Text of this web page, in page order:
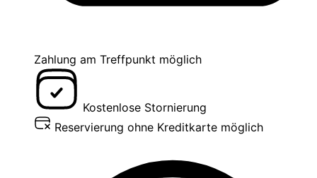
Zahlung am Treffpunkt möglich
Kostenlose Stornierung
Reservierung ohne Kreditkarte möglich